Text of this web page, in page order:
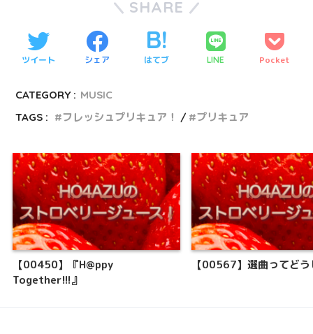
SHARE
ツイート シェア はてブ LINE Pocket
CATEGORY : MUSIC
TAGS :
フレッシュプリキュア！ プリキュア
【00450】『H@ppy
Together!!!』
【00567】選曲ってど